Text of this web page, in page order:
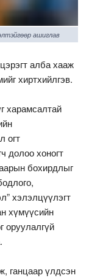
ашиглав
алба хааж
хиртхийлгэв.
харамсалтай
огт
долоо хоногт
бохирдлыг
хэлэлцүүлэгт
хүмүүсийн
оруулалгүй
ганцаар үлдсэн